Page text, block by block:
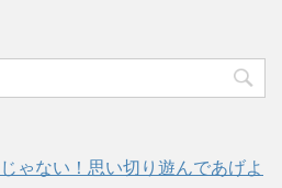
ゃない！思い切り遊んであげよ